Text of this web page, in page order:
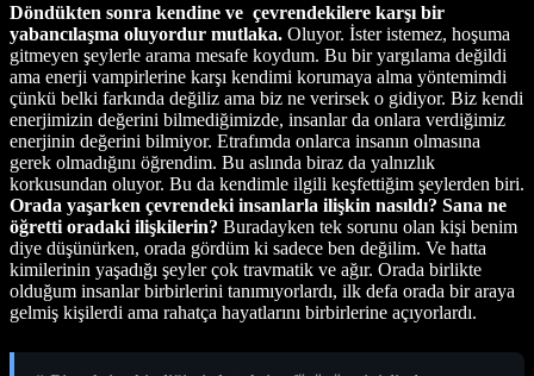
Döndükten sonra kendine ve çevrendekilere karşı bir
yabancılaşma oluyordur mutlaka. Oluyor. İster istemez, hoşuma
gitmeyen şeylerle arama mesafe koydum. Bu bir yargılama değildi
ama enerji vampirlerine karşı kendimi korumaya alma yöntemimdi
çünkü belki farkında değiliz ama biz ne verirsek o gidiyor. Biz kendi
enerjimizin değerini bilmediğimizde, insanlar da onlara verdiğimiz
enerjinin değerini bilmiyor. Etrafımda onlarca insanın olmasına
gerek olmadığını öğrendim. Bu aslında biraz da yalnızlık
korkusundan oluyor. Bu da kendimle ilgili keşfettiğim şeylerden biri.
Orada yaşarken çevrendeki insanlarla ilişkin nasıldı? Sana ne
öğretti oradaki ilişkilerin? Buradayken tek sorunu olan kişi benim
diye düşünürken, orada gördüm ki sadece ben değilim. Ve hatta
kimilerinin yaşadığı şeyler çok travmatik ve ağır. Orada birlikte
olduğum insanlar birbirlerini tanımıyorlardı, ilk defa orada bir araya
gelmiş kişilerdi ama rahatça hayatlarını birbirlerine açıyorlardı.